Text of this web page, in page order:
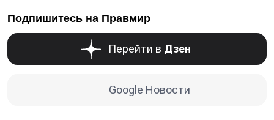
Подпишитесь на Правмир
Перейти в Дзен
Google Новости